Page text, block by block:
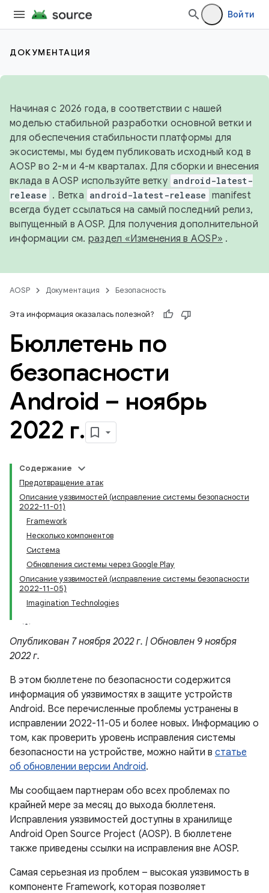
Войти
ДОКУМЕНТАЦИЯ
Начиная с 2026 года, в соответствии с нашей
моделью стабильной разработки основной ветки и
для обеспечения стабильности платформы для
экосистемы, мы будем публиковать исходный код в
AOSP во 2-м и 4-м кварталах. Для сборки и внесения
вклада в AOSP используйте ветку android-latest-
release . Ветка android-latest-release manifest
всегда будет ссылаться на самый последний релиз,
выпущенный в AOSP. Для получения дополнительной
информации см. раздел «Изменения в AOSP» .
AOSP Документация Безопасность
Эта информация оказалась полезной?
Бюллетень по
безопасности
Android – ноябрь
2022 г.
Содержание
Предотвращение атак
Описание уязвимостей (исправление системы безопасности
2022-11-01)
Framework
Несколько компонентов
Система
Обновления системы через Google Play
Описание уязвимостей (исправление системы безопасности
2022-11-05)
Imagination Technologies
Опубликован 7 ноября 2022 г. | Обновлен 9 ноября
2022 г.
В этом бюллетене по безопасности содержится
информация об уязвимостях в защите устройств
Android. Все перечисленные проблемы устранены в
исправлении 2022-11-05 и более новых. Информацию о
том, как проверить уровень исправления системы
безопасности на устройстве, можно найти в статье
об обновлении версии Android.
Мы сообщаем партнерам обо всех проблемах по
крайней мере за месяц до выхода бюллетеня.
Исправления уязвимостей доступны в хранилище
Android Open Source Project (AOSP). В бюллетене
также приведены ссылки на исправления вне AOSP.
Самая серьезная из проблем – высокая уязвимость в
компоненте Framework, которая позволяет